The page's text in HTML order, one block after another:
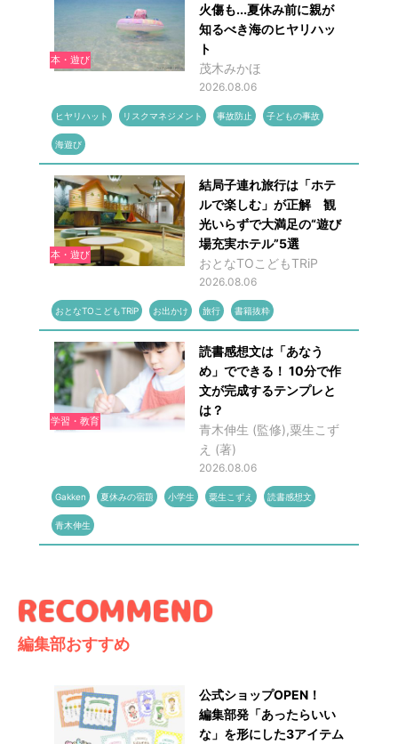
本・遊び
火傷も...夏休み前に親が
知るべき海のヒヤリハッ
ト
茂木みかほ
2026.08.06
ヒヤリハット リスクマネジメント 事故防止 子どもの事故
海遊び
本・遊び
結局子連れ旅行は「ホテ
ルで楽しむ」が正解 観
光いらずで大満足の“遊び
場充実ホテル”5選
おとなTOこどもTRiP
2026.08.06
おとなTOこどもTRiP お出かけ 旅行 書籍抜粋
学習・教育
読書感想文は「あなう
め」でできる！ 10分で作
文が完成するテンプレと
は？
青木伸生 (監修),粟生こず
え (著)
2026.08.06
Gakken 夏休みの宿題 小学生 粟生こずえ 読書感想文
青木伸生
編集部おすすめ
公式ショップOPEN！
編集部発「あったらいい
な」を形にした3アイテム